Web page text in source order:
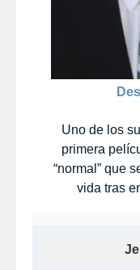
Uno de los
primera
“normal” que
vida tras